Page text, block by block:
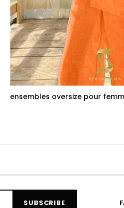
ensembles oversize pour
SUBSCRIBE